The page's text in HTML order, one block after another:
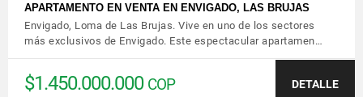
APARTAMENTO EN VENTA EN ENVIGADO, LAS BRUJAS
Envigado, Loma de Las Brujas. Vive en uno de los sectores
más exclusivos de Envigado. Este espectacular apartamen…
$1.450.000.000 COP DETALLE